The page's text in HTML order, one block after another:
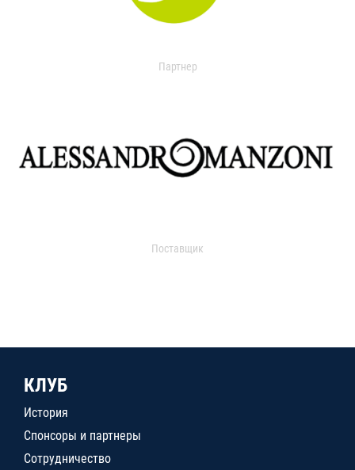
Партнер
Поставщик
КЛУБ
История
Спонсоры и партнеры
Сотрудничество